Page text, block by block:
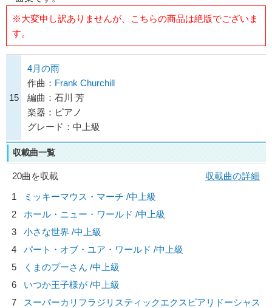
※大変申し訳ありませんが、こちらの商品は絶版でございま
す。
15
4月の雨
作曲： Frank Churchill
編曲：石川 芳
楽器：ピアノ
グレード：中上級
収載曲一覧
20曲を収載
収載曲の詳細
1
ミッキーマウス・マーチ /中上級
2
ホール・ニュー・ワールド /中上級
3
小さな世界 /中上級
4
パート・オブ・ユア・ワールド /中上級
5
くまのプーさん /中上級
6
いつか王子様が /中上級
7
スーパーカリフラジリスティックエクスピアリドーシャス